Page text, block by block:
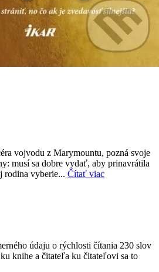
vojvodu z Marymountu, pozná svoje
musí sa dobre vydať, aby prinavrátila
rodina vyberie... Čítať viac
údaju o rýchlosti čítania 230 slov
knihe a čitateľa ku čitateľovi sa to